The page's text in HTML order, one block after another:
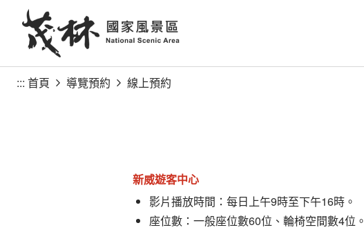
::: 首頁 導覽預約 線上預約
新威遊客中心
影片播放時間：每日上午9時至下午16時。
座位數：一般座位數60位、輪椅空間數4位。